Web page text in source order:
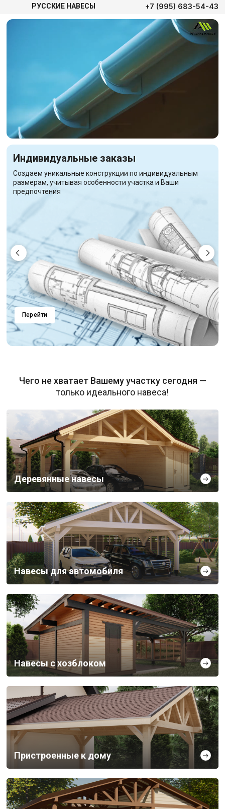
РУССКИЕ НАВЕСЫ +7 (995) 683-54-43
Индивидуальные заказы
Создаем уникальные конструкции по индивидуальным
размерам, учитывая особенности участка и Ваши
предпочтения
Перейти
Чего не хватает Вашему участку сегодня —
только идеального навеса!
Деревянные навесы
Навесы для автомобиля
Навесы с хозблоком
Пристроенные к дому